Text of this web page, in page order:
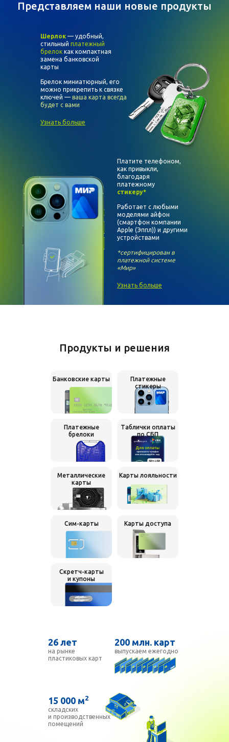
Представляем наши новые продукты
Платите телефоном,
как привыкли,
благодаря
платежному
стикеру*
Работает с любыми
моделями айфон
(смартфон компании
Apple (Эппл)) и другими
устройствами
*сертифицирован в
платежнойсистеме
«Мир»
Узнать больше
Шерлок — удобный,
стильный платежный
брелок как компактная
замена банковской
карты
Брелок миниатюрный, его
можно прикрепить к связке
ключей — ваша карта всегда
будет с вами
Узнать больше
Продукты и решения
Банковские карты
Платежные
стикеры
Платежные
брелоки
Таблички оплаты
по СБП
Металлические
карты
Карты лояльности
Сим-карты Карты доступа
Скретч-карты
и купоны
26 лет
на рынке
пластиковых карт
200 млн. карт
выпускаем ежегодно
15 000 м2
складских
и производственных
помещений